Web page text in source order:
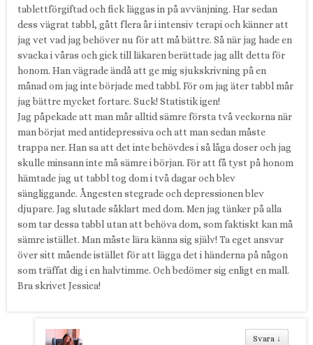
tablettförgiftad och fick läggas in på avvänjning. Har sedan
dess vägrat tabbl, gått flera år i intensiv terapi och känner att
jag vet vad jag behöver nu för att må bättre. Så när jag hade en
svacka i våras och gick till läkaren berättade jag allt detta för
honom. Han vägrade ändå att ge mig sjukskrivning på en
månad om jag inte började med tabbl. För om jag äter tabbl mår
jag bättre mycket fortare. Suck! Statistik igen!
Jag påpekade att man mår alltid sämre första två veckorna när
man börjat med antidepressiva och att man sedan måste
trappa ner. Han sa att det inte behövdes i så låga doser och jag
skulle minsann inte må sämre i början. För att få tyst på honom
hämtade jag ut tabbl tog dom i två dagar och blev
sängliggande. Ångesten stegrade och depressionen blev
djupare. Jag slutade såklart med dom. Men jag tänker på alla
som tar dessa tabbl utan att behöva dom, som faktiskt kan må
sämre istället. Man måste lära känna sig själv! Ta eget ansvar
över sitt mående istället för att lägga det i händerna på någon
som träffat dig i en halvtimme. Och bedömer sig enligt en mall.
Bra skrivet Jessica!
Svara ↓